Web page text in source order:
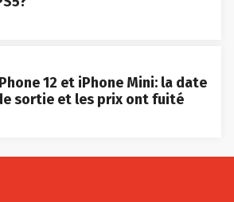
12 et iPhone Mini: la date
sortie et les prix ont fuité